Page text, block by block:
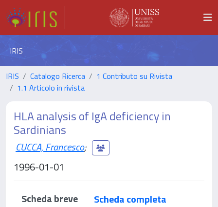
IRIS
IRIS Catalogo Ricerca
1 Contributo su Rivista
1.1 Articolo in rivista
HLA analysis of IgA deficiency in
Sardinians
CUCCA, Francesco;
1996-01-01
Scheda breve
Scheda completa